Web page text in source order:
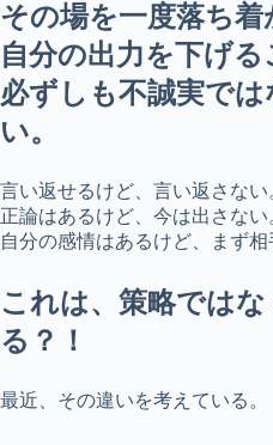
その場を一度落ち着
自分の出力を下げる
必ずしも不誠実で
い。
言い返せるけど、言い返さない
正論はあるけど、今は出さない
自分の感情はあるけど、まず相
これは、策略ではな
る？！
最近、その違いを考えている。